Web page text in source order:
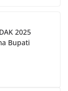
2025
Bupati